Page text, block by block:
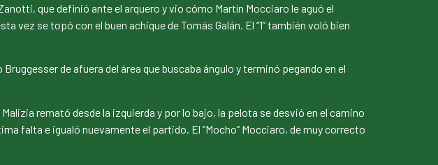
que definió ante el arquero y vio cómo Martín Mocciaro le aguó el
vez se topó con el buen achique de Tomás Galán. El “1” también voló bien
de afuera del área que buscaba ángulo y terminó pegando en el
remató desde la izquierda y por lo bajo, la pelota se desvió en el camino
falta e igualó nuevamente el partido. El “Mocho” Mocciaro, de muy correcto